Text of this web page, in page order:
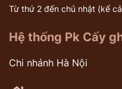
Từ thứ 2 đến chủ nhật (kể
Hệ thống Pk Cấy
Chi nhánh Hà Nội